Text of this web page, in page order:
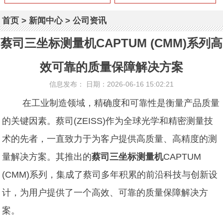
首页 > 新闻中心>公司资讯
蔡司三坐标测量机CAPTUM (CMM)系列高
效可靠的质量保障解决方案
信息发布： 日期：2026-06-16 15:02:21
在工业制造领域，精确度和可靠性是衡量产品质量
的关键因素。蔡司(ZEISS)作为全球光学和精密测量技
术的先者，一直致力于为客户提供高质量、高精度的测
量解决方案。其推出的蔡司三坐标测量机CAPTUM
(CMM)系列，集成了蔡司多年积累的前沿科技与创新设
计，为用户提供了一个高效、可靠的质量保障解决方
案。